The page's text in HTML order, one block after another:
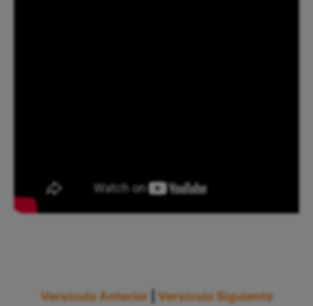
Versículo Anterior Versículo Siguiente